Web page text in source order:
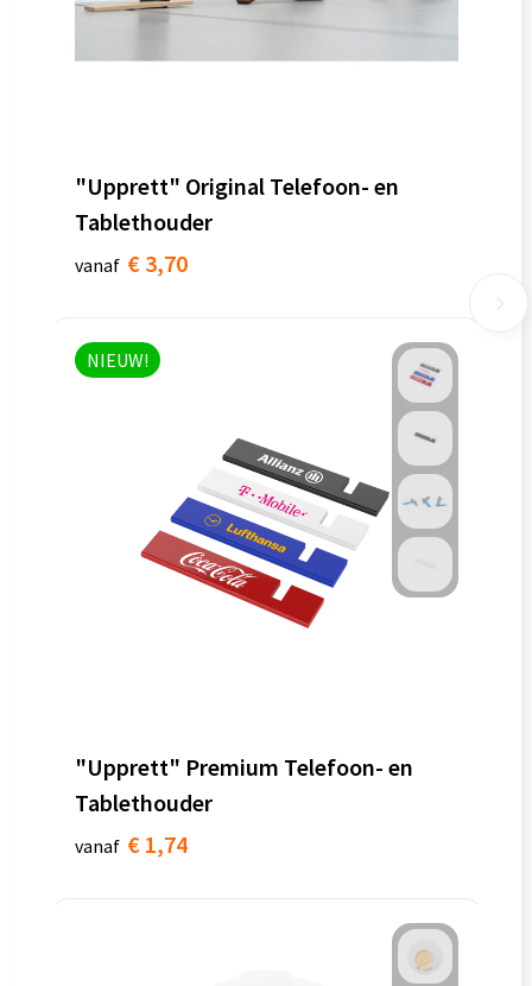
"Upprett" Original Telefoon- en
Tablethouder
vanaf € 3,70
NIEUW!
"Upprett" Premium Telefoon- en
Tablethouder
vanaf € 1,74